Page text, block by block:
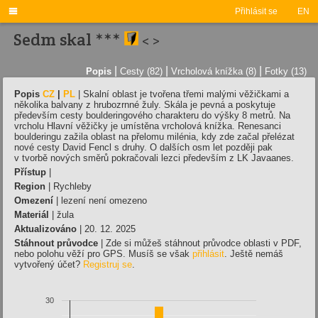
Přihlásit se EN

Sedm skal *** < >
Popis Cesty (82) Vrcholová knížka (8) Fotky (13)
Popis CZ PL
Skalní oblast je tvořena třemi malými věžičkami a
několika balvany z hrubozrnné žuly. Skála je pevná a poskytuje
především cesty boulderingového charakteru do výšky 8 metrů. Na
vrcholu Hlavní věžičky je umístěna vrcholová knížka. Renesanci
boulderingu zažila oblast na přelomu milénia, kdy zde začal přelézat
nové cesty David Fencl s druhy. O dalších osm let později pak
v tvorbě nových směrů pokračovali lezci především z LK Javaanes.
Přístup
Region | Rychleby
Omezení | lezení není omezeno
Materiál
| žula
Aktualizováno | 20. 12. 2025
Stáhnout průvodce | Zde si můžeš stáhnout průvodce oblasti v PDF,
nebo polohu věží pro GPS. Musíš se však přihlásit . Ještě nemáš
vytvořený účet? Registruj se
30